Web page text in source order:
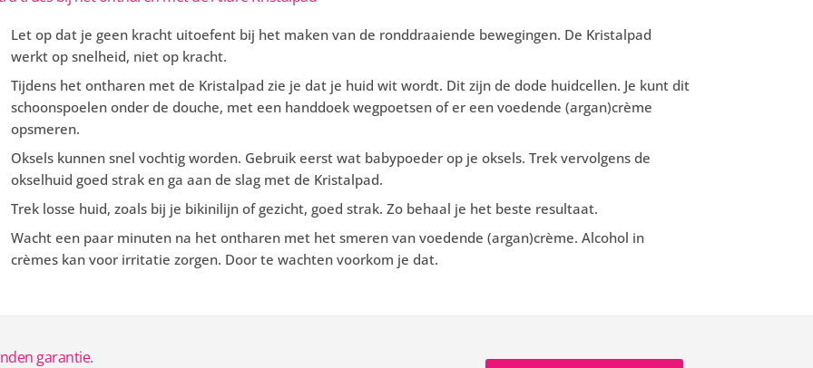
Let op dat je geen kracht uitoefent bij het maken van de ronddraaiende bewegingen. De Kristalpad
werkt op snelheid, niet op kracht.
Tijdens het ontharen met de Kristalpad zie je dat je huid wit wordt. Dit zijn de dode huidcellen. Je kunt dit
schoonspoelen onder de douche, met een handdoek wegpoetsen of er een voedende (argan)crème
opsmeren.
Oksels kunnen snel vochtig worden. Gebruik eerst wat babypoeder op je oksels. Trek vervolgens de
okselhuid goed strak en ga aan de slag met de Kristalpad.
Trek losse huid, zoals bij je bikinilijn of gezicht, goed strak. Zo behaal je het beste resultaat.
Wacht een paar minuten na het ontharen met het smeren van voedende (argan)crème. Alcohol in
crèmes kan voor irritatie zorgen. Door te wachten voorkom je dat.
garantie.